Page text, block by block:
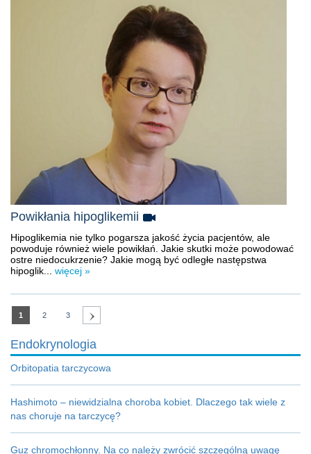
Powikłania hipoglikemii
Hipoglikemia nie tylko pogarsza jakość życia pacjentów, ale
powoduje również wiele powikłań. Jakie skutki może powodować
ostre niedocukrzenie? Jakie mogą być odległe następstwa
hipoglik... więcej »
1 2 3
Endokrynologia
Orbitopatia tarczycowa
Hashimoto – niewidzialna choroba kobiet. Dlaczego tak wiele z
nas choruje na tarczycę?
Guz chromochłonny. Na co należy zwrócić szczególną uwagę